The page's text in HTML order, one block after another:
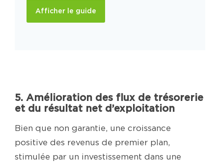
Afficher le guide
5. Amélioration des flux de trésorerie
et du résultat net d’exploitation
Bien que non garantie, une croissance
positive des revenus de premier plan,
stimulée par un investissement dans une